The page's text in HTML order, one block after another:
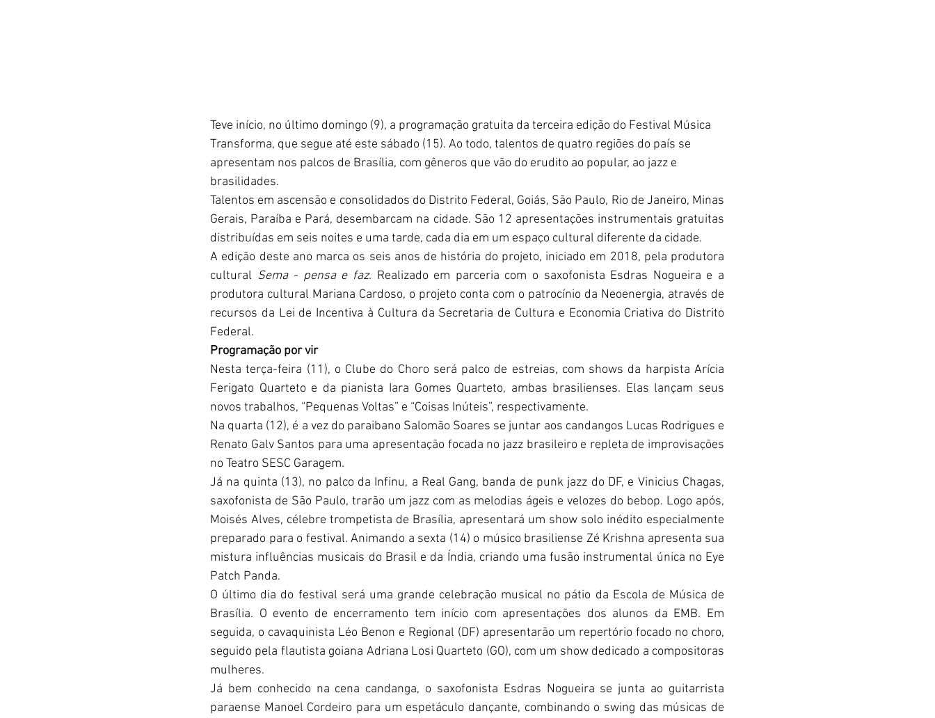
Teve início, no último domingo (9), a programação gratuita da terceira edição do Festival Música
Transforma, que segue até este sábado (15). Ao todo, talentos de quatro regiões do país se
apresentam nos palcos de Brasília, com gêneros que vão do erudito ao popular, ao jazz e
brasilidades.
Talentos em ascensão e consolidados do Distrito Federal, Goiás, São Paulo, Rio de Janeiro, Minas
Gerais, Paraíba e Pará, desembarcam na cidade. São 12 apresentações instrumentais gratuitas
distribuídas em seis noites e uma tarde, cada dia em um espaço cultural diferente da cidade.
A edição deste ano marca os seis anos de história do projeto, iniciado em 2018, pela produtora
cultural Sema - pensa e faz. Realizado em parceria com o saxofonista Esdras Nogueira e a
produtora cultural Mariana Cardoso, o projeto conta com o patrocínio da Neoenergia, através de
recursos da Lei de Incentiva à Cultura da Secretaria de Cultura e Economia Criativa do Distrito
Federal.
Programação por vir
Nesta terça-feira (11), o Clube do Choro será palco de estreias, com shows da harpista Arícia
Ferigato Quarteto e da pianista Iara Gomes Quarteto, ambas brasilienses. Elas lançam seus
novos trabalhos, “Pequenas Voltas” e “Coisas Inúteis”, respectivamente.
Na quarta (12), é a vez do paraibano Salomão Soares se juntar aos candangos Lucas Rodrigues e
Renato Galv Santos para uma apresentação focada no jazz brasileiro e repleta de improvisações
no Teatro SESC Garagem.
Já na quinta (13), no palco da Infinu, a Real Gang, banda de punk jazz do DF, e Vinicius Chagas,
saxofonista de São Paulo, trarão um jazz com as melodias ágeis e velozes do bebop. Logo após,
Moisés Alves, célebre trompetista de Brasília, apresentará um show solo inédito especialmente
preparado para o festival. Animando a sexta (14) o músico brasiliense Zé Krishna apresenta sua
mistura influências musicais do Brasil e da Índia, criando uma fusão instrumental única no Eye
Patch Panda.
O último dia do festival será uma grande celebração musical no pátio da Escola de Música de
Brasília. O evento de encerramento tem início com apresentações dos alunos da EMB. Em
seguida, o cavaquinista Léo Benon e Regional (DF) apresentarão um repertório focado no choro,
seguido pela flautista goiana Adriana Losi Quarteto (GO), com um show dedicado a compositoras
mulheres.
Já bem conhecido na cena candanga, o saxofonista Esdras Nogueira se junta ao guitarrista
paraense Manoel Cordeiro para um espetáculo dançante, combinando o swing das músicas de